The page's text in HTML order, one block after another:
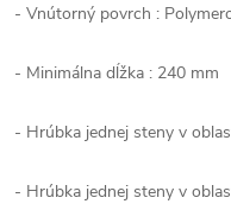
- Vnútorný povrch :
- Minimálna dĺžka : 240 mm
- Hrúbka jednej steny v
- Hrúbka jednej steny v